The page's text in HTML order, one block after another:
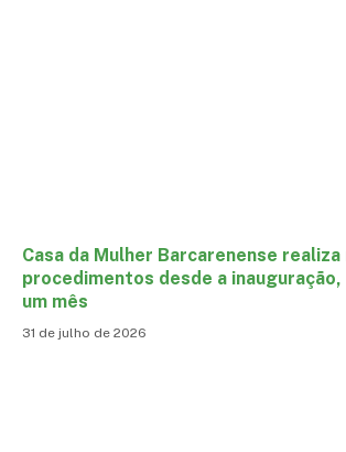
Casa da Mulher Barcarenense realiza
procedimentos desde a inauguração,
um mês
31 de julho de 2026